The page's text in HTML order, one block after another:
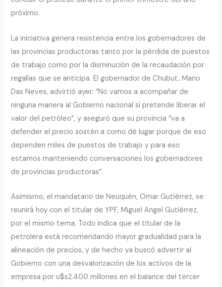
próximo.
La iniciativa genera resistencia entre los gobernadores de
las provincias productoras tanto por la pérdida de puestos
de trabajo como por la disminución de la recaudación por
regalías que se anticipa. El gobernador de Chubut, Mario
Das Neves, advirtió ayer: “No vamos a acompañar de
ninguna manera al Gobierno nacional si pretende liberar el
valor del petróleo”, y aseguró que su provincia “va a
defender el precio sostén a como dé lugar porque de eso
dependen miles de puestos de trabajo y para eso
estamos manteniendo conversaciones los gobernadores
de provincias productoras”.
Asimismo, el mandatario de Neuquén, Omar Gutiérrez, se
reunirá hoy con el titular de YPF, Miguel Angel Gutiérrez,
por el mismo tema. Todo indica que el titular de la
petrolera está recomendando mayor gradualidad para la
alineación de precios, y de hecho ya buscó advertir al
Gobierno con una desvalorización de los activos de la
empresa por u$s2.400 millones en el balance del tercer